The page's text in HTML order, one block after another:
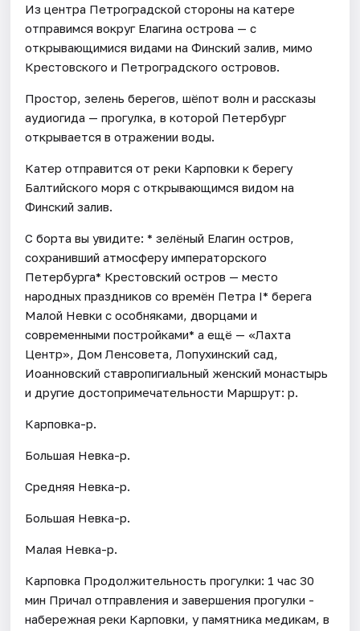
Из центра Петроградской стороны на катере
отправимся вокруг Елагина острова — с
открывающимися видами на Финский залив, мимо
Крестовского и Петроградского островов.
Простор, зелень берегов, шёпот волн и рассказы
аудиогида — прогулка, в которой Петербург
открывается в отражении воды.
Катер отправится от реки Карповки к берегу
Балтийского моря с открывающимся видом на
Финский залив.
С борта вы увидите: * зелёный Елагин остров,
сохранивший атмосферу императорского
Петербурга* Крестовский остров — место
народных праздников со времён Петра I* берега
Малой Невки с особняками, дворцами и
современными постройками* а ещё — «Лахта
Центр», Дом Ленсовета, Лопухинский сад,
Иоанновский ставропигиальный женский монастырь
и другие достопримечательности Маршрут: р.
Карповка-р.
Большая Невка-р.
Средняя Невка-р.
Большая Невка-р.
Малая Невка-р.
Карповка Продолжительность прогулки: 1 час 30
мин Причал отправления и завершения прогулки -
набережная реки Карповки, у памятника медикам, в